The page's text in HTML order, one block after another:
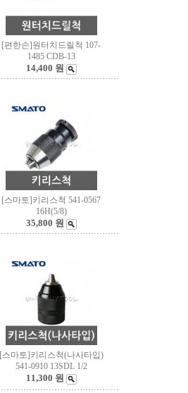
[편한손]원터치드릴척 107-
1485 CDB-13
14,400 원
[스마토]키리스척 541-0567
16H(5/8)
35,800 원
[스마토]키리스척(나사타입)
541-0910 13SDL 1/2
11,300 원